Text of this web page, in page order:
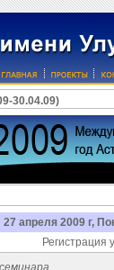
30.04.09)
27 апреля 2009 г,
Регистрация